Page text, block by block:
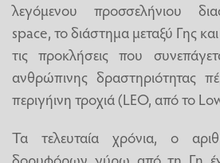
λεγόμενου προσσελήνιου
space, το διάστημα μεταξύ Γης
τις προκλήσεις που
ανθρώπινης δραστηριότητας
περιγήινη τροχιά (LEO, από το
Τα τελευταία χρόνια, ο
δορυφόρων γύρω από τη Γη